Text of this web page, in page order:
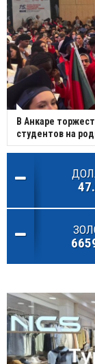
В Анкаре
студентов на